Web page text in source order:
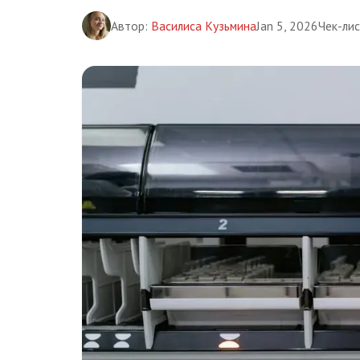
Автор: Василиса КузьминаJan 5, 2026Чек-